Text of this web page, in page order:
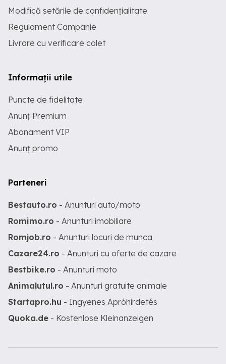
Modifică setările de confidențialitate
Regulament Campanie
Livrare cu verificare colet
Informații utile
Puncte de fidelitate
Anunț Premium
Abonament VIP
Anunț promo
Parteneri
Bestauto.ro - Anunturi auto/moto
Romimo.ro - Anunturi imobiliare
Romjob.ro - Anunturi locuri de munca
Cazare24.ro - Anunturi cu oferte de cazare
Bestbike.ro - Anunturi moto
Animalutul.ro - Anunturi gratuite animale
Startapro.hu - Ingyenes Apróhirdetés
Quoka.de - Kostenlose Kleinanzeigen